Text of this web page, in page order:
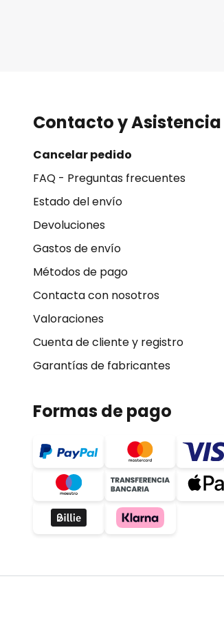
Contacto y Asistencia
Cancelar pedido
FAQ - Preguntas frecuentes
Estado del envío
Devoluciones
Gastos de envío
Métodos de pago
Contacta con nosotros
Valoraciones
Cuenta de cliente y registro
Garantías de fabricantes
Formas de pago